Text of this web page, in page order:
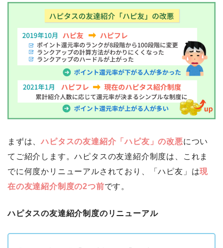
まずは、ハピタスの友達紹介「ハピ友」の改悪につい
てご紹介します。ハピタスの友達紹介制度は、これま
でに何度かリニューアルされており、「ハピ友」は現
在の友達紹介制度の2つ前です。
ハピタスの友達紹介制度のリニューアル